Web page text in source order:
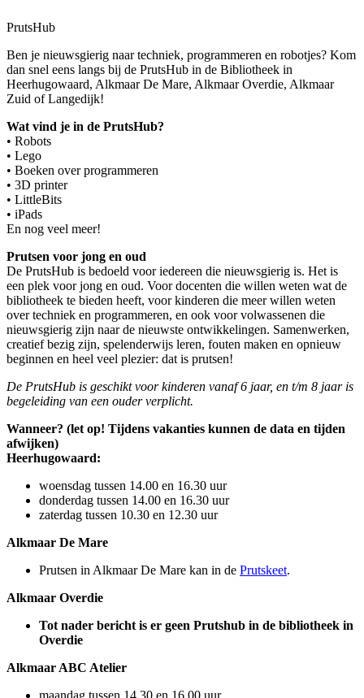
PrutsHub
Ben je nieuwsgierig naar techniek, programmeren en robotjes? Kom
dan snel eens langs bij de PrutsHub in de Bibliotheek in
Heerhugowaard, Alkmaar De Mare, Alkmaar Overdie, Alkmaar
Zuid of Langedijk!
Wat vind je in de PrutsHub?
• Robots
• Lego
• Boeken over programmeren
• 3D printer
• LittleBits
• iPads
En nog veel meer!
Prutsen voor jong en oud
De PrutsHub is bedoeld voor iedereen die nieuwsgierig is. Het is
een plek voor jong en oud. Voor docenten die willen weten wat de
bibliotheek te bieden heeft, voor kinderen die meer willen weten
over techniek en programmeren, en ook voor volwassenen die
nieuwsgierig zijn naar de nieuwste ontwikkelingen. Samenwerken,
creatief bezig zijn, spelenderwijs leren, fouten maken en opnieuw
beginnen en heel veel plezier: dat is prutsen!
De PrutsHub is geschikt voor kinderen vanaf 6 jaar, en t/m 8 jaar is
begeleiding van een ouder verplicht.
Wanneer? (let op! Tijdens vakanties kunnen de data en tijden
afwijken)
Heerhugowaard:
woensdag tussen 14.00 en 16.30 uur
donderdag tussen 14.00 en 16.30 uur
zaterdag tussen 10.30 en 12.30 uur
Alkmaar De Mare
Prutsen in Alkmaar De Mare kan in de Prutskeet.
Alkmaar Overdie
Tot nader bericht is er geen Prutshub in de bibliotheek in
Overdie
Alkmaar ABC Atelier
maandag tussen 14.30 en 16.00 uur